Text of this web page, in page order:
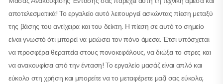
αποτελεσματικά! Το εργαλείο αυτό λειτουργεί ασκώντας πίεση μεταξύ
της βάσης του αντίχειρα και του δείκτη. Η πίεση σε αυτό το σημείο
είναι γνωστό ότι μπορεί να μειώσει τον πόνο άμεσα. Έτσι υπόσχεται
να προσφέρει θεραπεία στους πονοκεφάλους, να διώξει το στρες και
να ανακουφίσει από την ένταση! Το εργαλείο μασάζ είναι απλό και
εύκολο στη χρήση και μπορείτε να το μεταφέρετε μαζί σας εύκολα,